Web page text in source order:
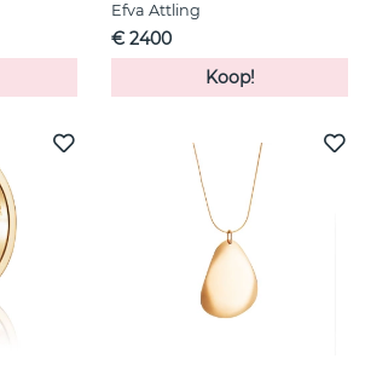
Efva Attling
€ 2400
Koop!